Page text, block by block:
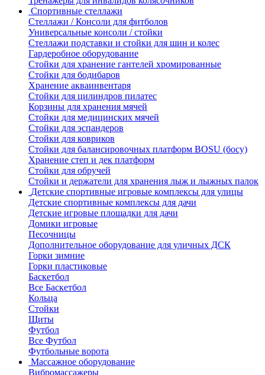
Спортивные стеллажи
Стеллажи / Консоли для фитболов
Универсальные консоли / стойки
Стеллажи подставки и стойки для шин и колес
Гардеробное оборудование
Стойки для хранение гантелей хромированные
Стойки для бодибаров
Хранение акваинвентаря
Стойки для цилиндров пилатес
Корзины для хранения мячей
Стойки для медицинских мячей
Стойки для эспандеров
Стойки для ковриков
Стойки для балансировочных платформ BOSU (босу)
Хранение степ и дек платформ
Стойки для обручей
Стойки и держатели для хранения лыж и лыжных палок
Детские спортивные игровые комплексы для улицы
Детские спортивные комплексы для дачи
Детские игровые площадки для дачи
Домики игровые
Песочницы
Дополнительное оборудование для уличных ДСК
Горки зимние
Горки пластиковые
Баскетбол
Все Баскетбол
Кольца
Стойки
Щиты
Футбол
Все Футбол
Футбольные ворота
Массажное оборудование
Вибромассажеры